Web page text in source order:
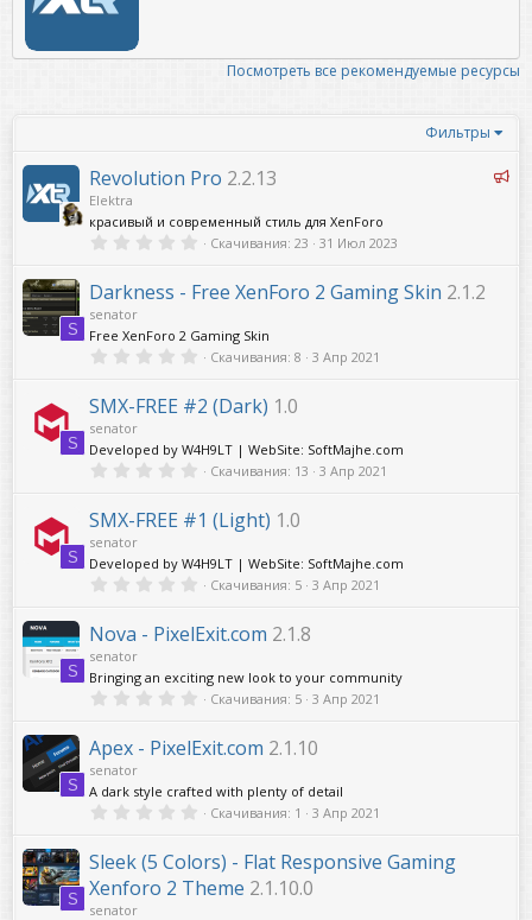
в
ё
д
Посмотреть все рекомендуемые ресурсы
Фильтры
Р
м
Revolution Pro 2.2.13
Elektra
красивый и современный стиль для XenForo
0
0
з
ё
д
Скачивания 23 31 Июл 2023
S
Darkness - Free XenForo 2 Gaming Skin 2.1.2
senator
Free XenForo 2 Gaming Skin
0
0
з
ё
д
Скачивания 8 3 Апр 2021
S
SMX-FREE #2 (Dark) 1.0
senator
Developed by W4H9LT | WebSite: SoftMajhe.com
0
0
з
ё
д
Скачивания 13 3 Апр 2021
S
SMX-FREE #1 (Light) 1.0
senator
Developed by W4H9LT | WebSite: SoftMajhe.com
0
0
з
ё
д
Скачивания 5 3 Апр 2021
S
Nova - PixelExit.com 2.1.8
senator
Bringing an exciting new look to your community
0
0
з
ё
д
Скачивания 5 3 Апр 2021
S
Apex - PixelExit.com 2.1.10
senator
A dark style crafted with plenty of detail
0
0
з
в
Скачивания 1 3 Апр 2021
S
Sleek (5 Colors) - Flat Responsive Gaming
Xenforo 2 Theme 2.1.10.0
senator